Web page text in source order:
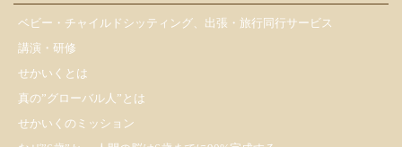
ベビー・チャイルドシッティング、出張・旅行同行サービス
講演・研修
せかいくとは
真の”グローバル人”とは
せかいくのミッション